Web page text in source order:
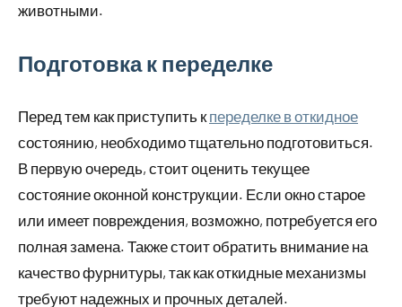
животными.
Подготовка к переделке
Перед тем как приступить кпеределке в откидное
состоянию, необходимо тщательно подготовиться.
В первую очередь, стоит оценить текущее
состояние оконной конструкции. Если окно старое
или имеет повреждения, возможно, потребуется его
полная замена. Также стоит обратить внимание на
качество фурнитуры, так как откидные механизмы
требуют надежных и прочных деталей.